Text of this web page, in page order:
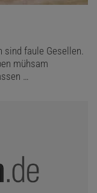
faule Gesellen.
mühsam
…